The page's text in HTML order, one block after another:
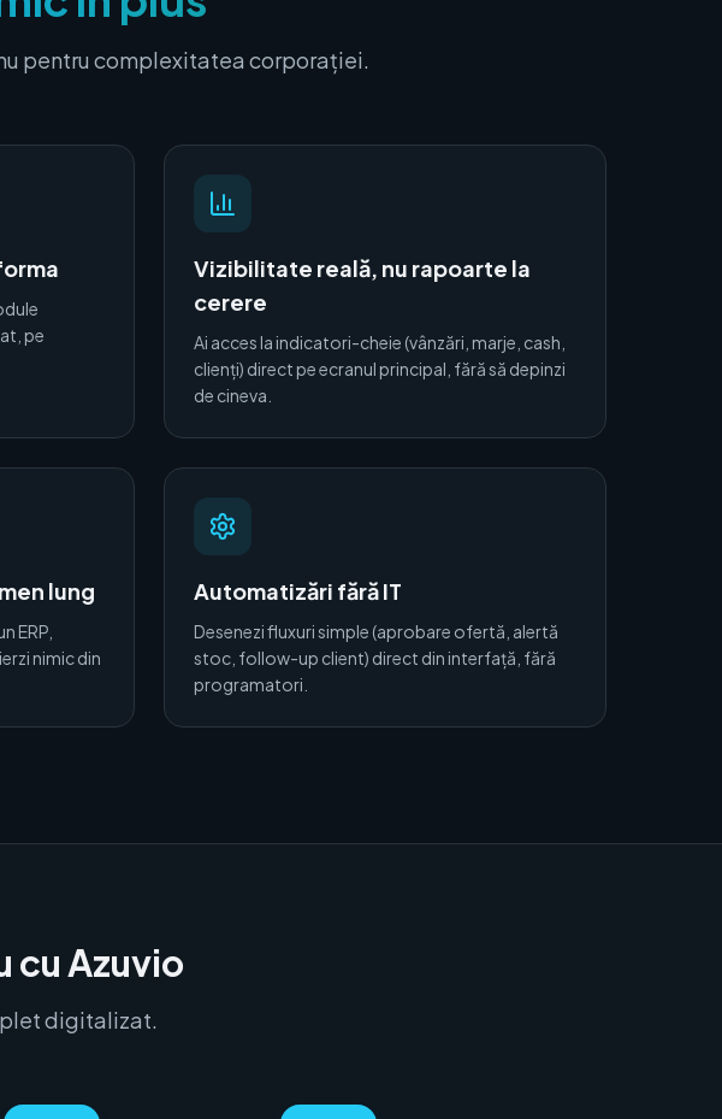
pentru complexitatea corporației.
pe
Vizibilitate reală, nu rapoarte la
cerere
Ai acces la indicatori-cheie (vânzări, marje, cash,
clienți) direct pe ecranul principal, fără să depinzi
de cineva.
lung
ERP,
nimic din
Automatizări fără IT
Desenezi fluxuri simple (aprobare ofertă, alertă
stoc, follow-up client) direct din interfață, fără
programatori.
cu Azuvio
digitalizat.